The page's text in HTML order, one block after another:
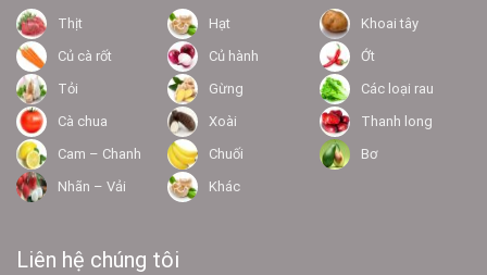
Thịt Hạt
Khoai tây
Củ cà rốt
Củ hành
Ớt
Tỏi
Gừng
Các loại rau
Cà chua
Xoài
Thanh long
Cam – Chanh
Chuối
Bơ
Nhãn – Vải
Khác
Liên hệ chúng tôi